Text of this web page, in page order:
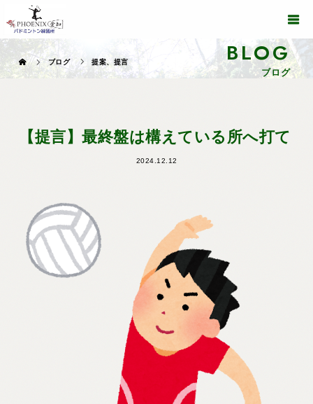
BLOG
ブログ
ブログ 提案、提言
【提言】最終盤は構えている所へ打て
2024.12.12